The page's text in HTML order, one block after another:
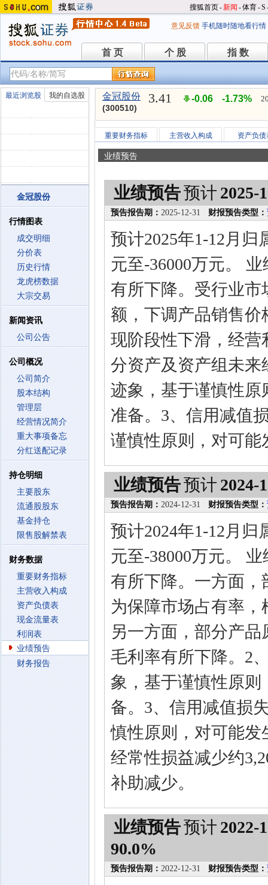
搜狐首页-新闻 -体育-S
意见反馈 手机随时随地看行情
首 页
首 页 个 股
个 股 指 数
指 数
最近浏览股 我的自选股
金冠股份
行情图表
成交明细
分价表
历史行情
龙虎榜数据
大宗交易
新闻资讯
公司公告
公司概况
公司简介
股本结构
管理层
经营情况简介
重大事项备忘
分红送配记录
持仓明细
主要股东
流通股股东
基金持仓
限售股解禁表
财务数据
重要财务指标
主营收入构成
资产负债表
现金流量表
利润表
业绩预告
财务报告
金冠股份
(300510)
3.41 -0.06 -1.73%
重要财务指标 主营收入构成 资产负债
业绩预告
业绩预告预计 2025-
预告报告期： 2025-12-31 财报预告类型：
预计2025年1-12月
元至-36000万元。
有所下降。受行业
额，下调产品销售
现阶段性下滑，经营
分资产及资产组未
迹象，基于谨慎性
准备。3、信用减值
谨慎性原则，对可
业绩预告预计 2024-
预告报告期： 2024-12-31 财报预告类型：
预计2024年1-12月
元至-38000万元。
有所下降。一方面
为保障市场占有率
另一方面，部分产
毛利率有所下降。2
象，基于谨慎性原
备。3、信用减值损
慎性原则，对可能发
经常性损益减少约
补助减少。
业绩预告预计 2022-
90.0%
预告报告期： 2022-12-31 财报预告类型：